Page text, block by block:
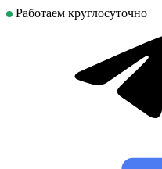
Работаем круглосуточно